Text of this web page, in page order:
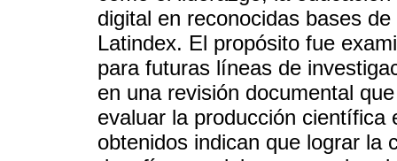
digital en reconocidas bases
Latindex. El propósito fue
para futuras líneas de
en una revisión documental
evaluar la producción
obtenidos indican que lograr la